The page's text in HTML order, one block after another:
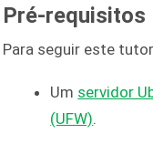
Pré-requisitos
Para seguir este
Um servidor
(UFW).